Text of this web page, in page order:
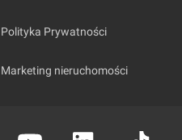
Polityka Prywatności
Marketing nieruchomości